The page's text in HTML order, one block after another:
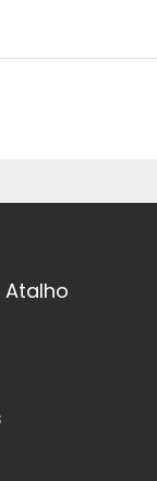
Atalho